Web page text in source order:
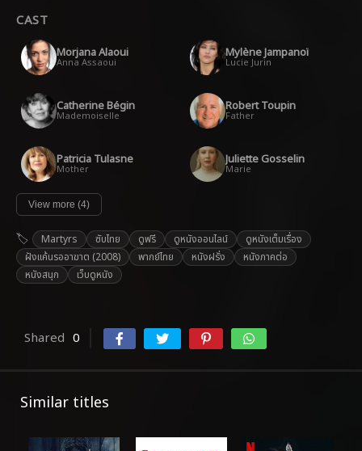
CAST
Morjana Alaoui
Anna Assaoui
Mylène Jampanoï
Lucie Jurin
Catherine Bégin
Mademoiselle
Robert Toupin
Father
Patricia Tulasne
Mother
Juliette Gosselin
Marie
View more (4)
Martyrs ซับไทย ดูฟรี ดูหนังออนไลน์
ดูหนังเต็มเรื่อง
ฝังแค้นรออาฆาต (2008)
พากย์ไทย หนังฝรั่ง
หนังภาคต่อ
หนังสนุก
เว็บดูหนัง
Shared 0
Similar titles